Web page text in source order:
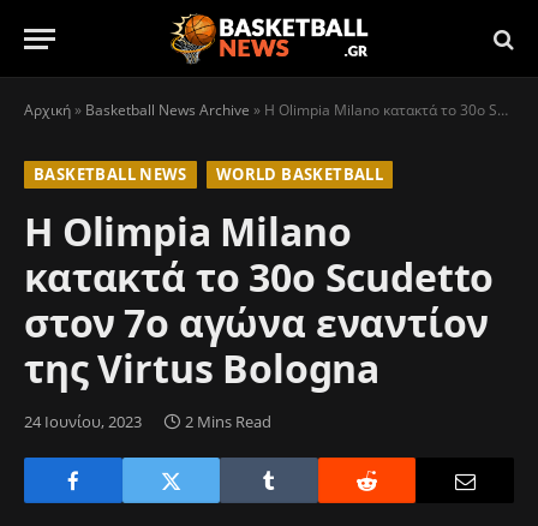
Αρχική» Basketball News Archive » Η Olimpia Milano κατακτά το 30ο Scudetto στον 7ο αγώνα εναντίον της Virtus Bologna
BASKETBALL NEWS WORLD BASKETBALL
Η Olimpia Milano
κατακτά το 30ο Scudetto
στον 7ο αγώνα εναντίον
της Virtus Bologna
24 Ιουνίου, 2023 2 Mins Read